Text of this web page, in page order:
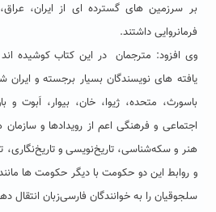
بر سرزمین های گسترده ای از ایران،
فرمانروایی داشتند.
وی افزود: مترجمان در این کتاب کوشیده اند
یافته های نویسندگان بسیار برجسته و
باسورث، متحده، ژیوا، خان، بیوار، اَبوت
اجتماعی و فرهنگی اعم از رویدادها و
هنر و سکه‌شناسی، تاریخ‌نویسی و تاریخ‌نگاری،
و روابط این دو حکومت با دیگر حکومت ها مانند
سلجوقیان را به خوانندگان فارسی‌زبان انتقال